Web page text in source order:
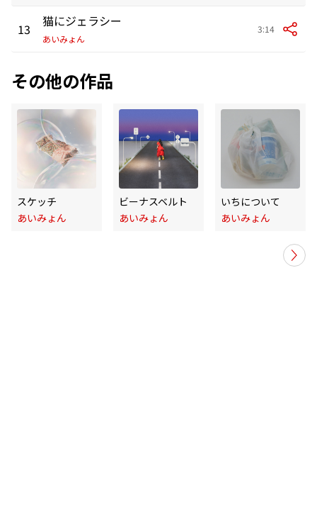
13 猫にジェラシー
あいみょん
3:14
その他の作品
スケッチ
あいみょん
ビーナスベルト
あいみょん
いちについて
あいみょん